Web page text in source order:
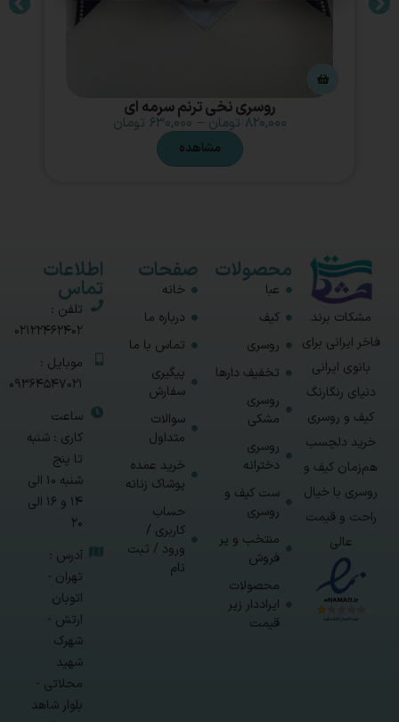
روسری نخی ترنم سرمه ای
۸۲۰,۰۰۰ تومان – ۶۳۰,۰۰۰ تومان
مشاهده
مشکات برند
فاخر ایرانی برای
بانوی ایرانی
دنیای رنگارنگ
کیف و روسری
خرید دلچسب
هم‌زمان کیف و
روسری با خیال
راحت و قیمت
عالی
محصولات
عبا
کیف
روسری
تخفیف دارها
روسری
مشکی
روسری
دخترانه
ست کیف و
روسری
منتخب و پر
فروش
محصولات
ایراددار زیر
قیمت
صفحات
خانه
درباره ما
تماس با ما
پیگیری
سفارش
سوالات
متداول
خرید عمده
پوشاک زنانه
حساب
کاربری /
ورود / ثبت
نام
اطلاعات
تماس
تلفن :
02122462402
موبایل :
09364547021
ساعت
کاری : شنبه
تا پنج
شنبه 10 الی
14 و 16 الی
20
آدرس :
تهران -
اتوبان
ارتش -
شهرک
شهید
محلاتی -
بلوار شاهد